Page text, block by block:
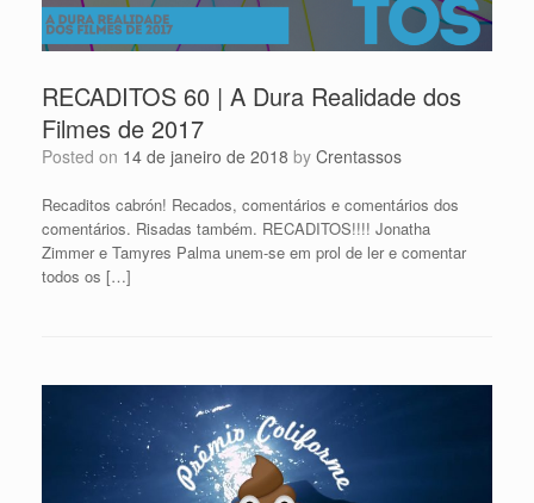
RECADITOS 60 | A Dura Realidade dos
Filmes de 2017
Posted on 14 de janeiro de 2018 by Crentassos
Recaditos cabrón! Recados, comentários e comentários dos
comentários. Risadas também. RECADITOS!!!! Jonatha
Zimmer e Tamyres Palma unem-se em prol de ler e comentar
todos os […]